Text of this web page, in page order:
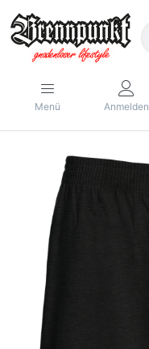
Menü Anmelden